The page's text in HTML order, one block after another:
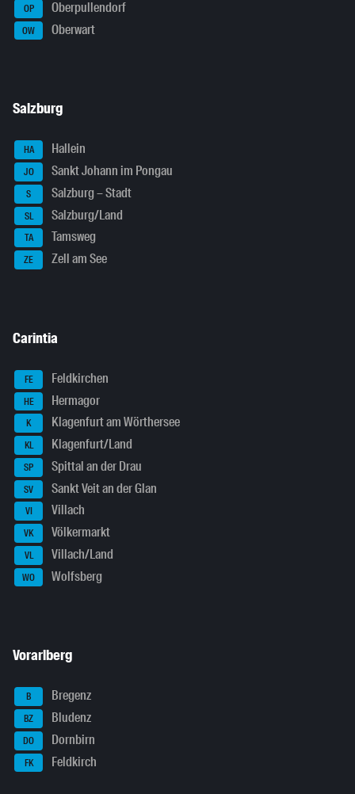
OP Oberpullendorf
OW Oberwart
Salzburg
HA Hallein
JO Sankt Johann im Pongau
S Salzburg – Stadt
SL Salzburg/Land
TA Tamsweg
ZE Zell am See
Carintia
FE Feldkirchen
HE Hermagor
K Klagenfurt am Wörthersee
KL Klagenfurt/Land
SP Spittal an der Drau
SV Sankt Veit an der Glan
VI Villach
VK Völkermarkt
VL Villach/Land
WO Wolfsberg
Vorarlberg
B Bregenz
BZ Bludenz
DO Dornbirn
FK Feldkirch